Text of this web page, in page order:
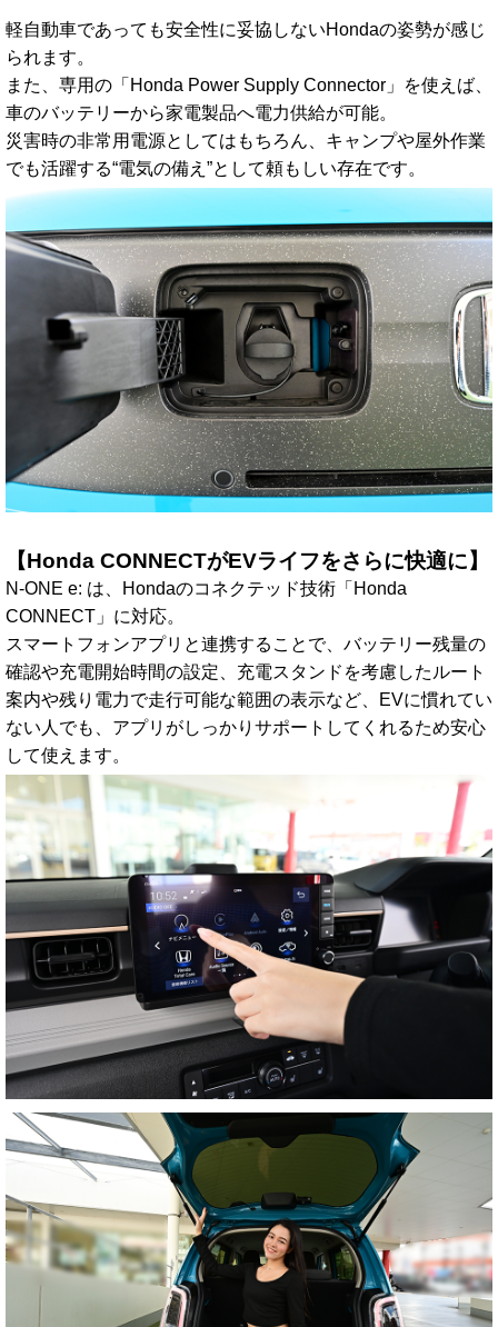
軽自動車であっても安全性に妥協しないHondaの姿勢が感じ
られます。
また、専用の「Honda Power Supply Connector」を使えば、
車のバッテリーから家電製品へ電力供給が可能。
災害時の非常用電源としてはもちろん、キャンプや屋外作業
でも活躍する“電気の備え”として頼もしい存在です。
【Honda CONNECTがEVライフをさらに快適に】
N-ONE e: は、Hondaのコネクテッド技術「Honda
CONNECT」に対応。
スマートフォンアプリと連携することで、バッテリー残量の
確認や充電開始時間の設定、充電スタンドを考慮したルート
案内や残り電力で走行可能な範囲の表示など、EVに慣れてい
ない人でも、アプリがしっかりサポートしてくれるため安心
して使えます。